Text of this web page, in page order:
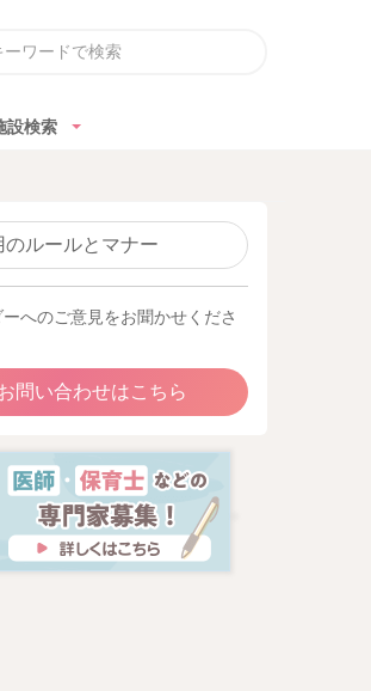
設検索
のルールとマナー
へのご意見をお聞かせくださ
問い合わせはこちら